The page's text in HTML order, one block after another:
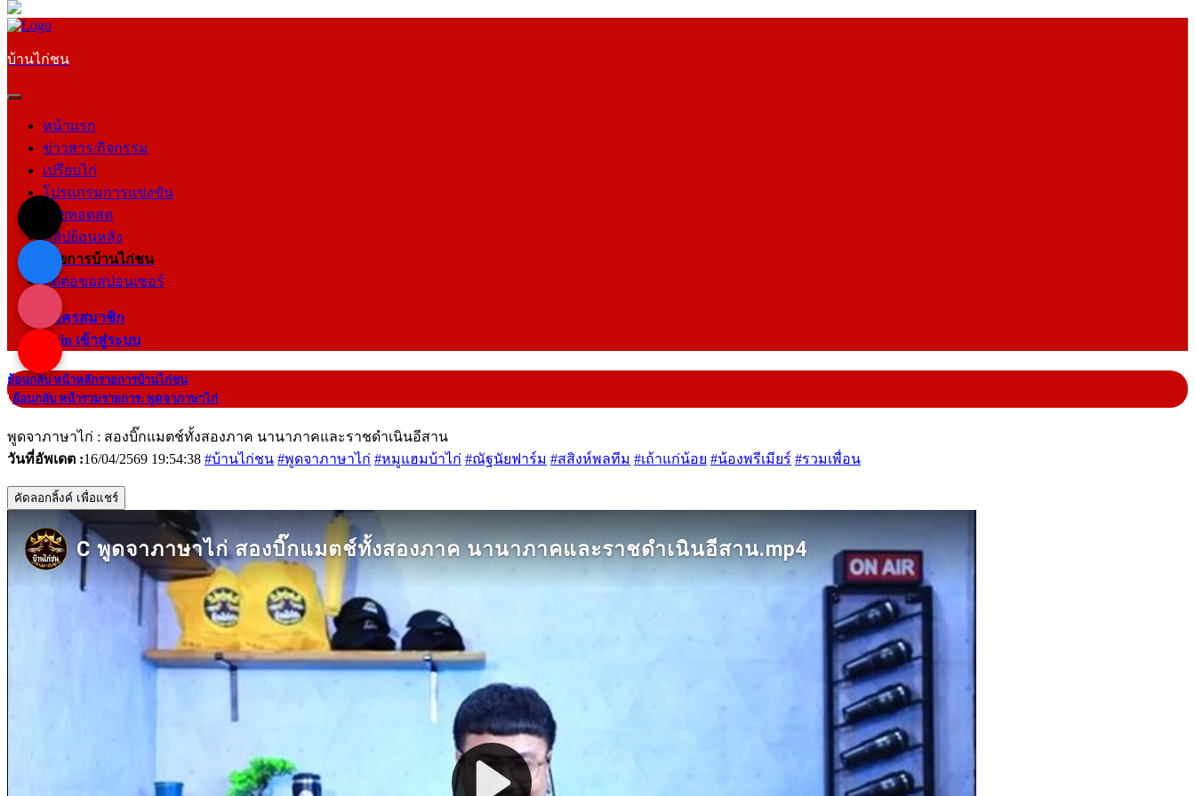
บ้านไก่ชน
หน้าแรก
ข่าวสาร/กิจกรรม
เปรียบไก่
โปรแกรมการแข่งขัน
ถ่ายทอดสด
คลิปย้อนหลัง
รายการบ้านไก่ชน
ติดต่อขอสปอนเซอร์
สมัครสมาชิก
login เข้าสู่ระบบ
ย้อนกลับ หน้าหลักรายการบ้านไก่ชน
|ย้อนกลับ หน้ารวมรายการ: พูดจาภาษาไก่
พูดจาภาษาไก่ : สองบิ๊กแมตช์ทั้งสองภาค นานาภาคและราชดำเนินอีสาน
วันที่อัพเดต :16/04/2569 19:54:38 #บ้านไก่ชน #พูดจาภาษาไก่ #หมูแฮมบ้าไก่ #ณัฐนัยฟาร์ม #สสิงห์พลทีม #เถ้าแก่น้อย #น้องพรีเมียร์ #รวมเพื่อน
คัดลอกลิ้งค์ เพื่อแชร์